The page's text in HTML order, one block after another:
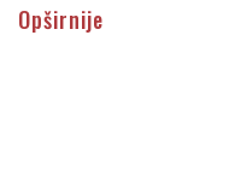
Opširnije